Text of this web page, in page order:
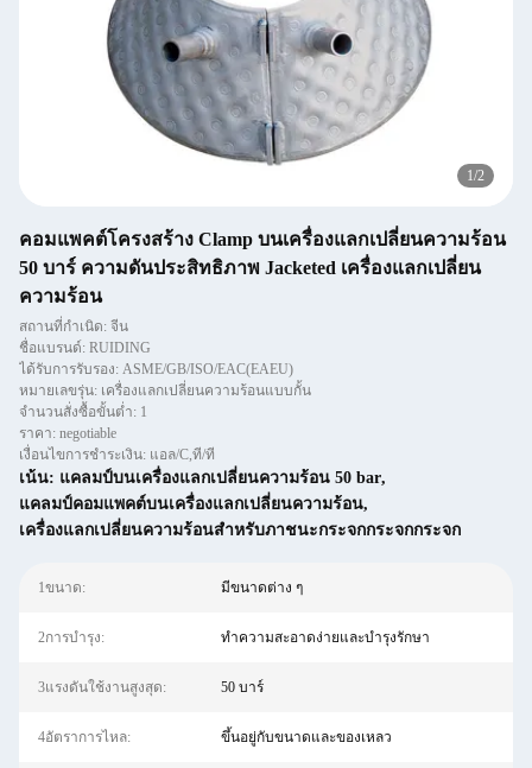
1/2
คอมแพคต์โครงสร้าง Clamp บนเครื่องแลกเปลี่ยนความร้อน
50 บาร์ ความดันประสิทธิภาพ Jacketed เครื่องแลกเปลี่ยน
ความร้อน
สถานที่กำเนิด: จีน
ชื่อแบรนด์: RUIDING
ได้รับการรับรอง: ASME/GB/ISO/EAC(EAEU)
หมายเลขรุ่น: เครื่องแลกเปลี่ยนความร้อนแบบกั้น
จำนวนสั่งซื้อขั้นต่ำ: 1
ราคา: negotiable
เงื่อนไขการชำระเงิน: แอล/C,ที/ที
เน้น: แคลมป์บนเครื่องแลกเปลี่ยนความร้อน 50 bar,
แคลมป์คอมแพคต์บนเครื่องแลกเปลี่ยนความร้อน,
เครื่องแลกเปลี่ยนความร้อนสําหรับภาชนะกระจกกระจกกระจก
1ขนาด: มีขนาดต่าง ๆ
2การบํารุง: ทำความสะอาดง่ายและบำรุงรักษา
3แรงดันใช้งานสูงสุด: 50 บาร์
4อัตราการไหล: ขึ้นอยู่กับขนาดและของเหลว